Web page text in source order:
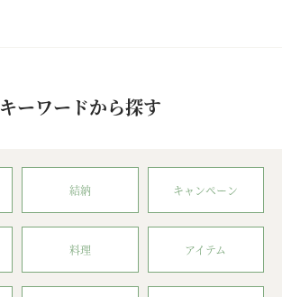
キーワードから探す
結納 キャンペーン
料理 アイテム